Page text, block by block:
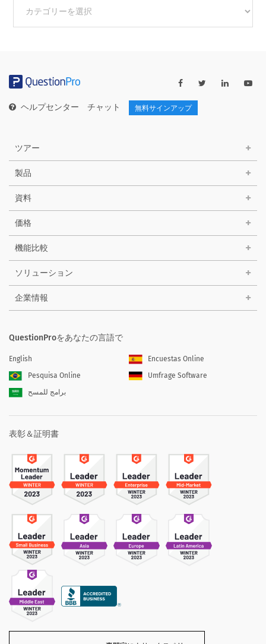
カ
ー
ヘルプセンター チャット 無料サインアップ
ツアー
製品
資料
価格
機能比較
ソリューション
企業情報
QuestionProをあなたの言語で
English
Encuestas Online
Pesquisa Online
Umfrage Software
برامج للمسح
表彰＆証明書